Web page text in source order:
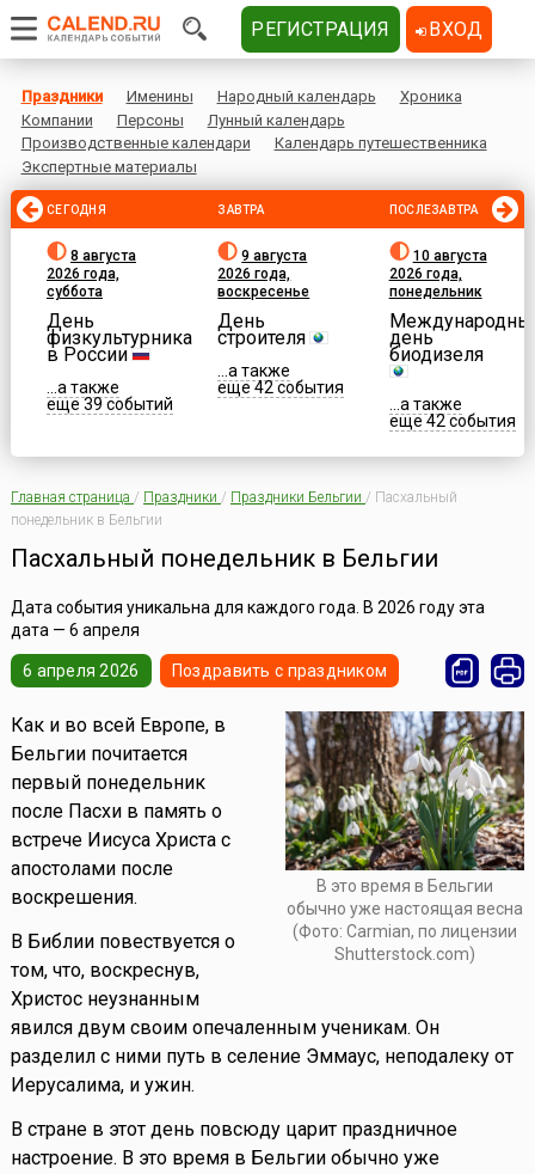
Праздники Именины Народный календарь
Хроника
Компании
Персоны
Лунный календарь
Производственные календари
Календарь путешественника
Экспертные материалы
СЕГОДНЯ
8 августа
2026 года,
суббота
День
физкультурника
в России
...а также
еще 39 событий
ЗАВТРА
9 августа
2026 года,
воскресенье
День
строителя
...а также
еще 42 события
ПОСЛЕЗАВТРА
10 августа
2026 года,
понедельник
день
биодизеля
...а также
еще 42 события
Главная страница / Праздники / Праздники Бельгии / Пасхальный
понедельник в Бельгии
Пасхальный понедельник в Бельгии
Дата события уникальна для каждого года. В 2026 году эта
дата — 6 апреля
6 апреля 2026 Поздравить с праздником
В это время в Бельгии
обычно уже настоящая весна
(Фото: Carmian, по лицензии
Shutterstock.com)
Как и во всей Европе, в
Бельгии почитается
первый понедельник
после Пасхи в память о
встрече Иисуса Христа с
апостолами после
воскрешения.
В Библии повествуется о
том, что, воскреснув,
Христос неузнанным
явился двум своим опечаленным ученикам. Он
разделил с ними путь в селение Эммаус, неподалеку от
Иерусалима, и ужин.
В стране в этот день повсюду царит праздничное
настроение. В это время в Бельгии обычно уже
РЕГИСТРАЦИЯ ВХОД